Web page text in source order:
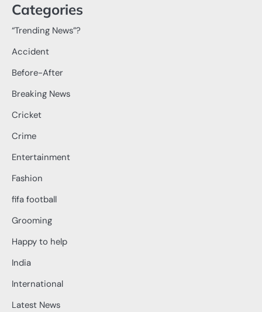
Categories
“Trending News”?
Accident
Before-After
Breaking News
Cricket
Crime
Entertainment
Fashion
fifa football
Grooming
Happy to help
India
International
Latest News